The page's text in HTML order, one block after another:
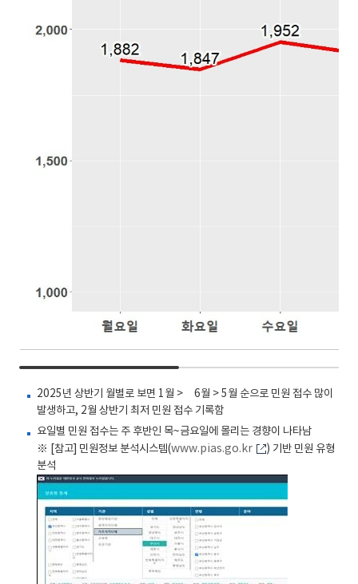
2025년 상반기 월별로 보면 1월 > 6월 > 5월 순으로 민원 접수 많이
발생하고, 2월 상반기 최저 민원 접수 기록함
요일별 민원 접수는 주 후반인 목~금요일에 몰리는 경향이 나타남
※ [참고] 민원정보 분석시스템(www.pias.go.kr
) 기반 민원 유형
분석